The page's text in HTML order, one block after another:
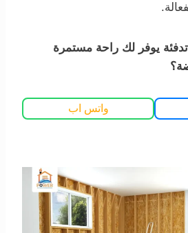
يوفر لك راحة مستمرة
واتس اب